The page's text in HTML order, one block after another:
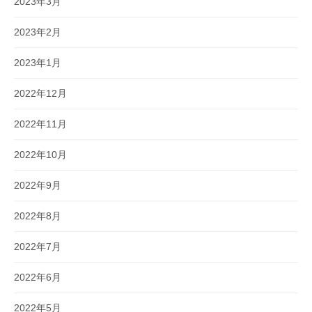
2023年2月
2023年1月
2022年12月
2022年11月
2022年10月
2022年9月
2022年8月
2022年7月
2022年6月
2022年5月